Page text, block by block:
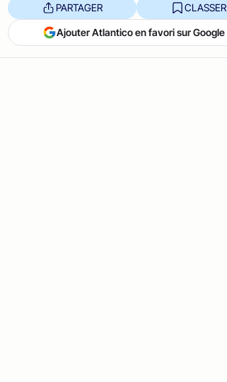
PARTAGER CLASSER
Ajouter Atlantico en favori sur Google